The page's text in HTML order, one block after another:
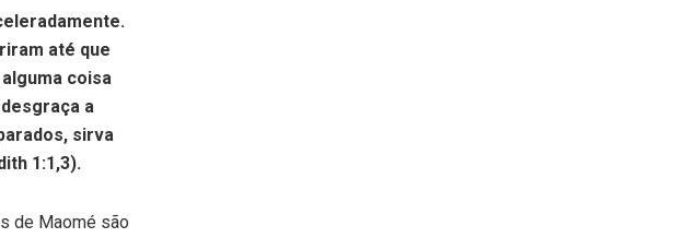
até que
coisa
a
sirva
1:1,3).
de Maomé são